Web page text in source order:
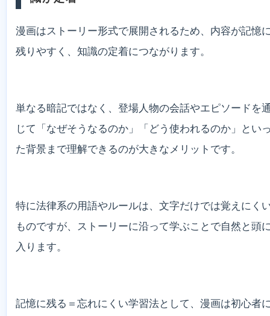
漫画はストーリー形式で展開されるため、内容が記憶
残りやすく、知識の定着につながります。
単なる暗記ではなく、登場人物の会話やエピソードを
じて「なぜそうなるのか」「どう使われるのか」とい
た背景まで理解できるのが大きなメリットです。
特に法律系の用語やルールは、文字だけでは覚えにく
ものですが、ストーリーに沿って学ぶことで自然と頭
入ります。
記憶に残る＝忘れにくい学習法として、漫画は初心者